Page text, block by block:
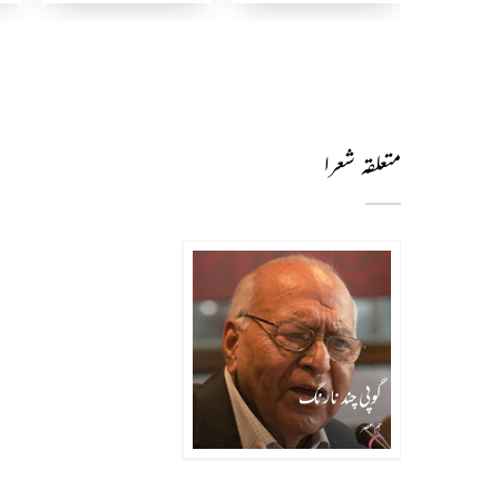
متعلقہ شعرا
گوپی چند نارنگ
ہم عصر